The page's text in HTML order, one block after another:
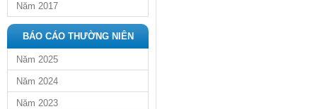
Năm 2017
BÁO CÁO THƯỜNG NIÊN
Năm 2025
Năm 2024
Năm 2023